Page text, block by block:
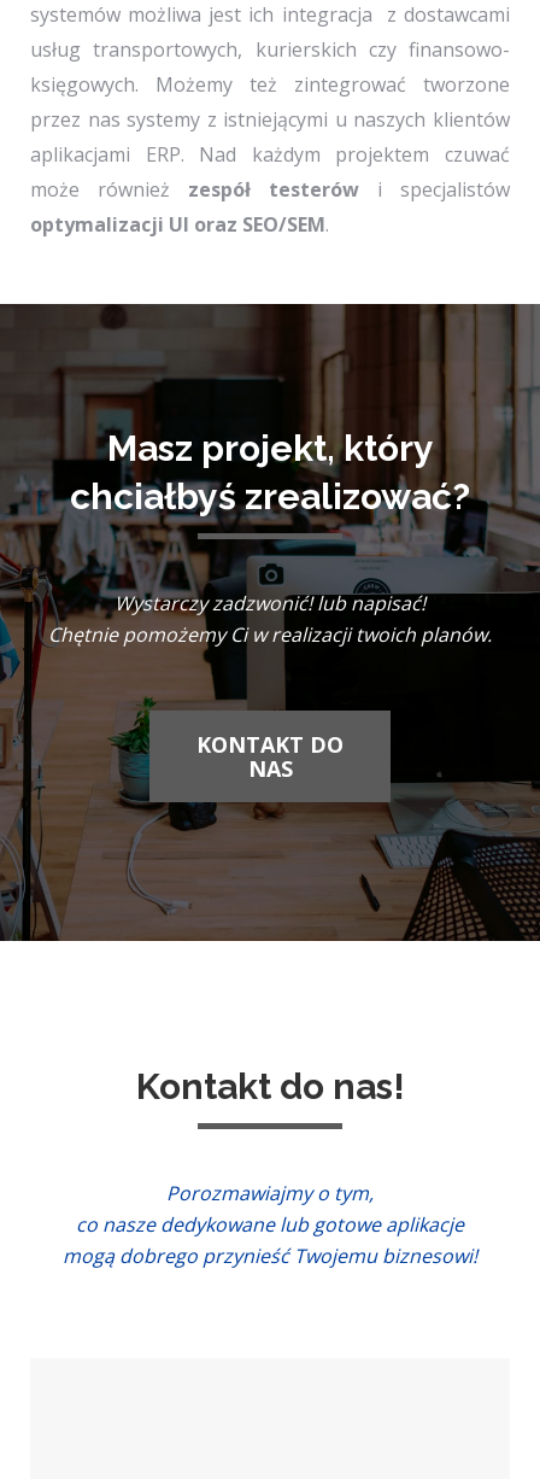
systemów możliwa jest ich integracja z dostawcami
usług transportowych, kurierskich czy finansowo-
księgowych. Możemy też zintegrować tworzone
przez nas systemy z istniejącymi u naszych klientów
aplikacjami ERP. Nad każdym projektem czuwać
może również zespół testerów i specjalistów
optymalizacji UI oraz SEO/SEM.
Masz projekt, który
chciałbyś zrealizować?
Wystarczy zadzwonić! lub napisać!
Chętnie pomożemy Ci w realizacji twoich planów.
KONTAKT DO
NAS
Kontakt do nas!
Porozmawiajmy o tym,
co nasze dedykowane lub gotowe aplikacje
mogą dobrego przynieść Twojemu biznesowi!